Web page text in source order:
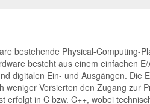
bestehende Physical-Computing-
besteht aus einem einfachen
digitalen Ein- und Ausgängen. Die
weniger Versierten den Zugang zur
erfolgt in C bzw. C++, wobei